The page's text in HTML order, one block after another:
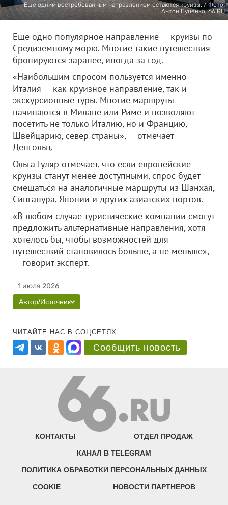
Еще одним востребованным направлением остаются круизы. / Фото:
Антон Буценко, 66.RU
Еще одно популярное направление — круизы по
Средиземному морю. Многие такие путешествия
бронируются заранее, иногда за год.
«Наибольшим спросом пользуется именно
Италия — как круизное направление, так и
экскурсионные туры. Многие маршруты
начинаются в Милане или Риме и позволяют
посетить не только Италию, но и Францию,
Швейцарию, север страны», — отмечает
Денгольц.
Ольга Гуляр отмечает, что если европейские
круизы станут менее доступными, спрос будет
смещаться на аналогичные маршруты из Шанхая,
Сингапура, Японии и других азиатских портов.
«В любом случае туристические компании смогут
предложить альтернативные направления, хотя
хотелось бы, чтобы возможностей для
путешествий становилось больше, а не меньше»,
— говорит эксперт.
1 июля 2026
Автор/Источник
ЧИТАЙТЕ НАС В СОЦСЕТЯХ:
Сообщить новость
КОНТАКТЫ ОТДЕЛ ПРОДАЖ
КАНАЛ В TELEGRAM
ПОЛИТИКА ОБРАБОТКИ ПЕРСОНАЛЬНЫХ ДАННЫХ
COOKIE НОВОСТИ ПАРТНЕРОВ